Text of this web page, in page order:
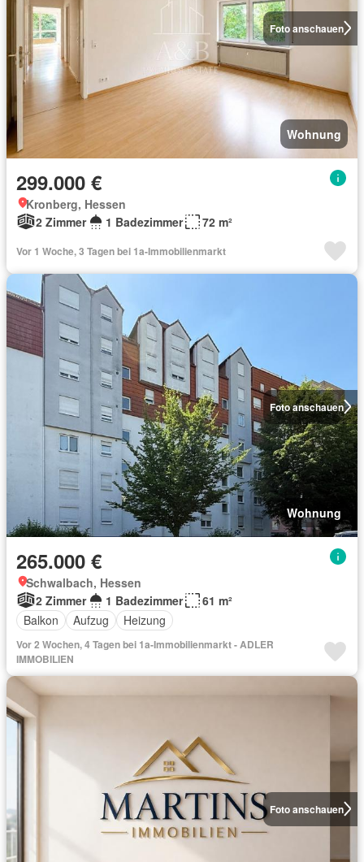
Foto anschauen
Wohnung
299.000 €
Kronberg, Hessen
2 Zimmer
1 Badezimmer 72 m²
Vor 1 Woche, 3 Tagen bei 1a-Immobilienmarkt
Foto anschauen
Wohnung
265.000 €
Schwalbach, Hessen
2 Zimmer
1 Badezimmer
61 m²
Balkon
Aufzug Heizung
Vor 2 Wochen, 4 Tagen bei 1a-Immobilienmarkt - ADLER
IMMOBILIEN
Foto anschauen